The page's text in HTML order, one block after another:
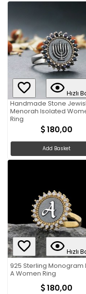
Hızlı
Handmade Stone
Menorah Isolated
Ring
180,00
Add Basket
Hızlı
925 Sterling Monogram
A Women Ring
180,00